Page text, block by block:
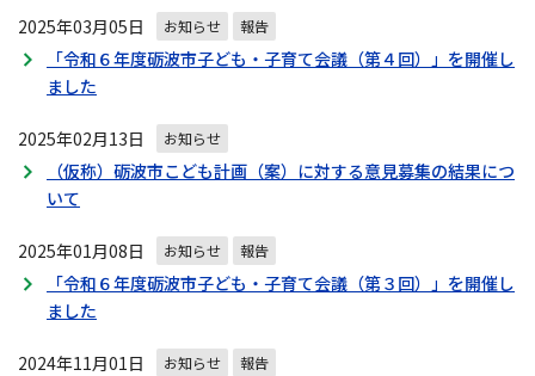
2025年03月05日 お知らせ 報告
「令和６年度砺波市子ども・子育て会議（第４回）」を開催し
ました
2025年02月13日 お知らせ
（仮称）砺波市こども計画（案）に対する意見募集の結果につ
いて
2025年01月08日 お知らせ 報告
「令和６年度砺波市子ども・子育て会議（第３回）」を開催し
ました
2024年11月01日 お知らせ 報告